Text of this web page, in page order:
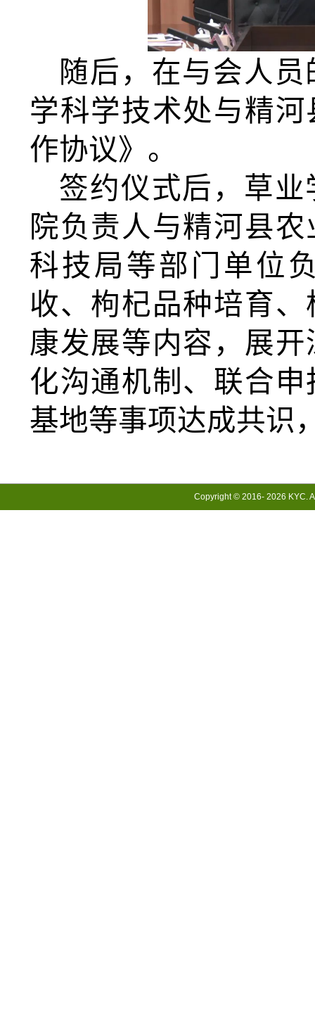
随后，在与会人
学科学技术处与精
作协议》。
签约仪式后，草
院负责人与精河县
科技局等部门单位
收、枸杞品种培育
康发展等内容，展
化沟通机制、联合
基地等事项达成共识
Copyright © 2016- 2026 KYC.